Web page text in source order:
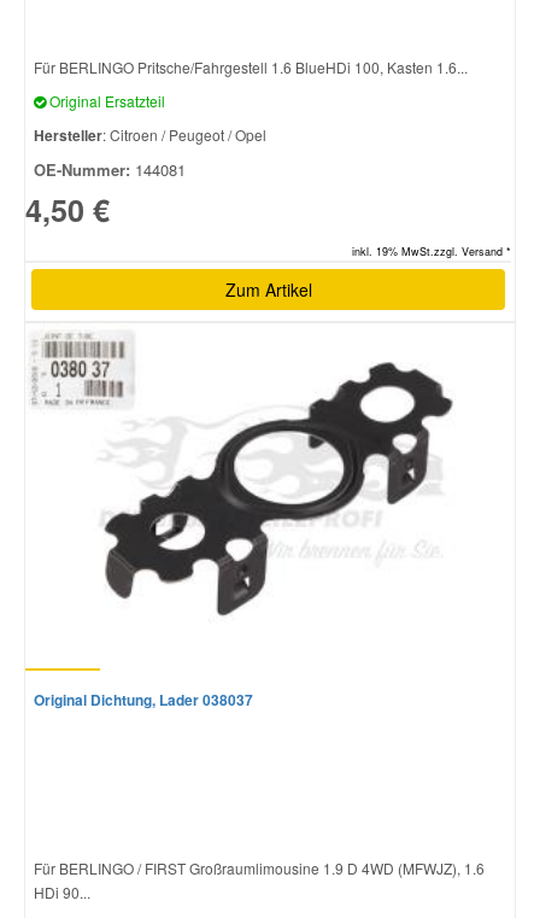
Für BERLINGO Pritsche/Fahrgestell 1.6 BlueHDi 100, Kasten 1.6...
Original Ersatzteil
Hersteller: Citroen / Peugeot / Opel
OE-Nummer: 144081
4,50 €
inkl. 19% MwSt.zzgl. Versand *
Zum Artikel
Original Dichtung, Lader 038037
Für BERLINGO / FIRST Großraumlimousine 1.9 D 4WD (MFWJZ), 1.6
HDi 90...